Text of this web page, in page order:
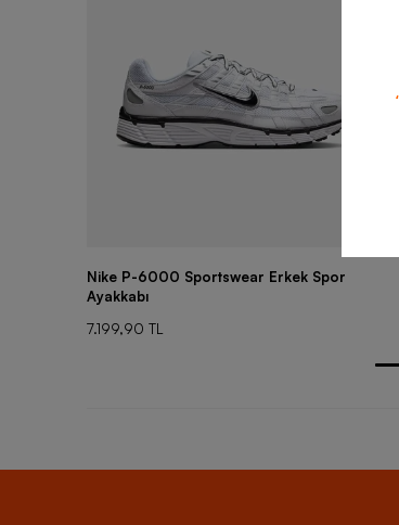
Nike P-6000 Sportswear Erkek Spor
Ayakkabı
7.199,90 TL